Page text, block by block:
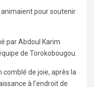
animaient pour soutenir
par Abdoul Karim
de Torokobougou.
comblé de joie, après la
à l’endroit de